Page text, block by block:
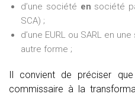
d’une société en société
SCA) ;
d’une EURL ou SARL en
autre forme ;
Il convient de préciser que
commissaire à la